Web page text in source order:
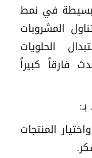
بسيطة في نمط
المشروبات
الحلويات
فارقاً كبيراً
المنتجات